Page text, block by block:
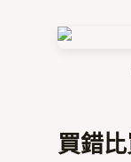
買錯